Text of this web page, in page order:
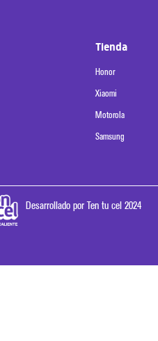
Tienda
Honor
Xiaomi
Motorola
Samsung
Desarrollado por Ten tu cel 2024